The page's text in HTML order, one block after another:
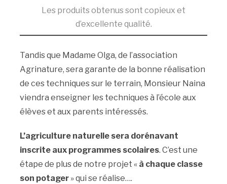
Les produits obtenus sont copieux et
d’excellente qualité.
Tandis que Madame Olga, de l’association
Agrinature, sera garante de la bonne réalisation
de ces techniques sur le terrain, Monsieur Naina
viendra enseigner les techniques à l’école aux
élèves et aux parents intéressés.
L’agriculture naturelle sera dorénavant
inscrite aux programmes scolaires. C’est une
étape de plus de notre projet « à chaque classe
son potager» qui se réalise….